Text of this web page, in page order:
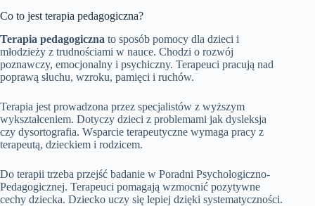
Co to jest terapia pedagogiczna?
Terapia pedagogiczna to sposób pomocy dla dzieci i
młodzieży z trudnościami w nauce. Chodzi o rozwój
poznawczy, emocjonalny i psychiczny. Terapeuci pracują nad
poprawą słuchu, wzroku, pamięci i ruchów.
Terapia jest prowadzona przez specjalistów z wyższym
wykształceniem. Dotyczy dzieci z problemami jak dysleksja
czy dysortografia. Wsparcie terapeutyczne wymaga pracy z
terapeutą, dzieckiem i rodzicem.
Do terapii trzeba przejść badanie w Poradni Psychologiczno-
Pedagogicznej. Terapeuci pomagają wzmocnić pozytywne
cechy dziecka. Dziecko uczy się lepiej dzięki systematyczności.